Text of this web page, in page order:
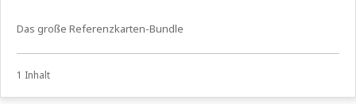
Das große Referenzkarten-Bundle
1 Inhalt